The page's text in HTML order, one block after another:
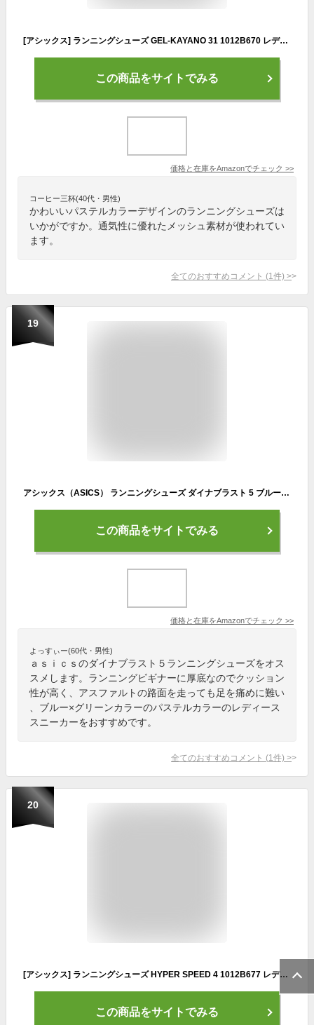
[アシックス] ランニングシューズ GEL-KAYANO 31 1012B670 レディース 300(クール マッチャ/ライト セラドン) 25.0 cm E
この商品をサイトでみる
価格と在庫をAmazonでチェック >>
コーヒー三杯(40代・男性)
かわいいパステルカラーデザインのランニングシューズは
いかがですか。通気性に優れたメッシュ素材が使われてい
ます。
全てのおすすめコメント (1 件) >
19
アシックス（ASICS） ランニングシューズ ダイナブラスト 5 ブルー グリーン 1012B776.400 スニーカー ジョグ クッション性 （ブルー×グリーン/２４．０/Lady's）
この商品をサイトでみる
価格と在庫をAmazonでチェック >>
よっすぃー(60代・男性)
ａｓｉｃｓのダイナブラスト５ランニングシューズをオス
スメします。ランニングビギナーに厚底なのでクッション
性が高く、アスファルトの路面を走っても足を痛めに難い
、ブルー×グリーンカラーのパステルカラーのレディース
スニーカーをおすすめです。
全てのおすすめコメント (1 件) >
20
[アシックス] ランニングシューズ HYPER SPEED 4 1012B677 レディース 750(セイフティーイエロー/ブラック) 23.0 cm E
この商品をサイトでみる